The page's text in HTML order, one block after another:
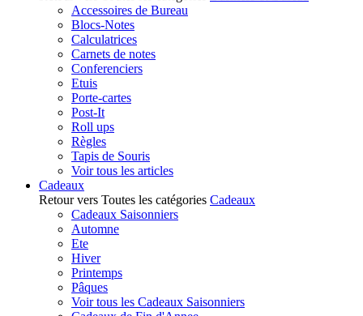
Accessoires de Bureau
Blocs-Notes
Calculatrices
Carnets de notes
Conferenciers
Etuis
Porte-cartes
Post-It
Roll ups
Règles
Tapis de Souris
Voir tous les articles
Cadeaux
Retour vers Toutes les catégories Cadeaux
Cadeaux Saisonniers
Automne
Ete
Hiver
Printemps
Pâques
Voir tous les Cadeaux Saisonniers